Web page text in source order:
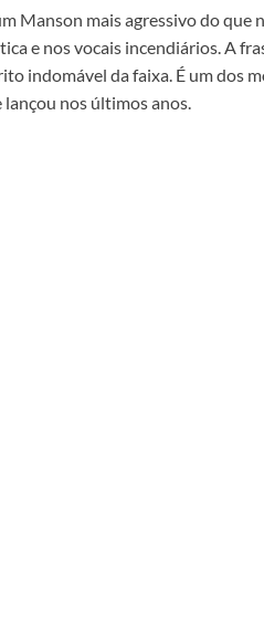
Manson mais agressivo do que
e nos vocais incendiários. A
indomável da faixa. É um dos
lançou nos últimos anos.